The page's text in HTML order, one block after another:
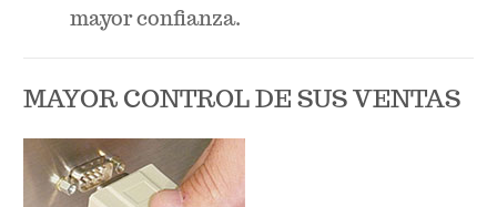
mayor confianza.
MAYOR CONTROL DE SUS VENTAS